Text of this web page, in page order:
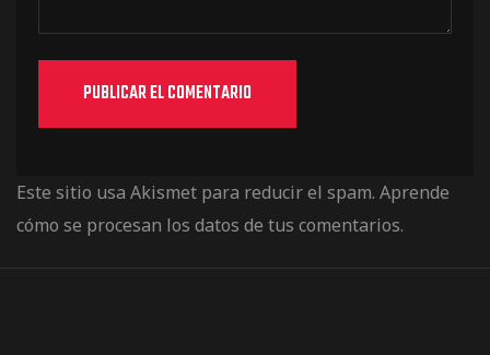
Este sitio usa Akismet para reducir el spam. Aprende
cómo se procesan los datos de tus comentarios.